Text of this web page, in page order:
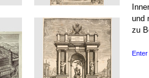
und
zu
Enter